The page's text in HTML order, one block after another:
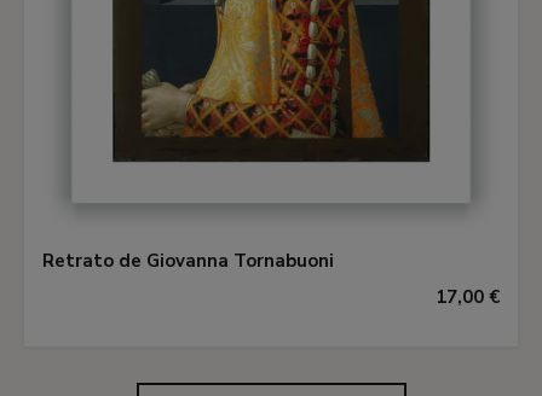
Retrato de Giovanna Tornabuoni
17,00 €